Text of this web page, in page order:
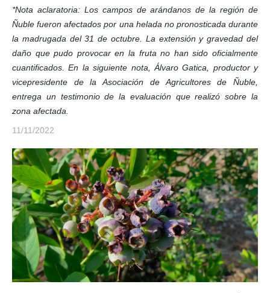
*Nota aclaratoria: Los campos de arándanos de la región de
Ñuble fueron afectados por una helada no pronosticada durante
la madrugada del 31 de octubre. La extensión y gravedad del
daño que pudo provocar en la fruta no han sido oficialmente
cuantificados. En la siguiente nota, Álvaro Gatica, productor y
vicepresidente de la Asociación de Agricultores de Ñuble,
entrega un testimonio de la evaluación que realizó sobre la
zona afectada.
11/11/2022